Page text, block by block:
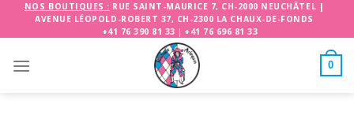
NOS BOUTIQUES : RUE SAINT-MAURICE 7, CH-2000 NEUCHÂTEL |
AVENUE LÉOPOLD-ROBERT 37, CH-2300 LA CHAUX-DE-FONDS
+41 76 390 81 33 | +41 76 696 81 33
0